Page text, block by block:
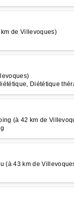
de Villevoques)
Diététique
(à 42 km de
(à 43 km de